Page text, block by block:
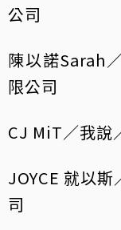
公司
陳以諾Sarah
限公司
CJ MiT／我說
JOYCE 就以
司